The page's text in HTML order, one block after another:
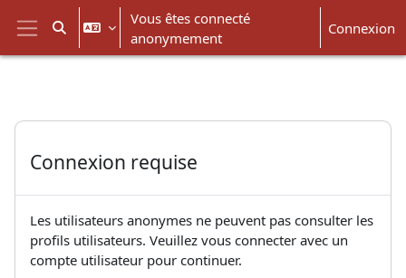
Passer au contenu principal
Panneau latéral
Activer/désactiver la saisie de recherche
Vous êtes connecté
anonymement
Connexion
Connexion requise
Les utilisateurs anonymes ne peuvent pas consulter les
profils utilisateurs. Veuillez vous connecter avec un
compte utilisateur pour continuer.